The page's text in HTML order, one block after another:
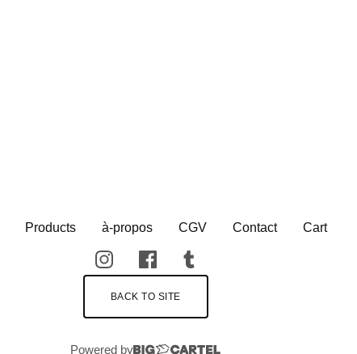
Products à-propos CGV Contact Cart
BACK TO SITE
Powered by